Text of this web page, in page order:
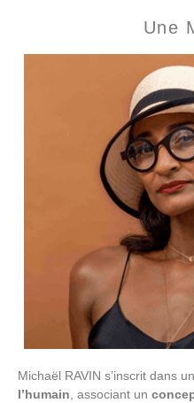
Une
Michaël RAVIN s’inscrit dans
l’humain, associant un